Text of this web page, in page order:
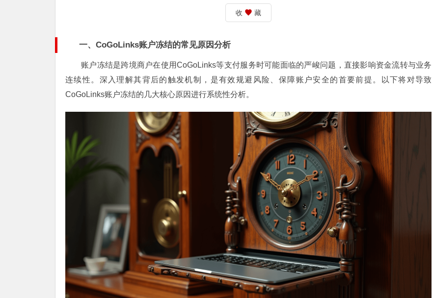
收 藏
一、CoGoLinks账户冻结的常见原因分析
账户冻结是跨境商户在使用CoGoLinks等支付服务时可能面临的严峻问题，直接影响资金流转与业务
连续性。深入理解其背后的触发机制，是有效规避风险、保障账户安全的首要前提。以下将对导致
CoGoLinks账户冻结的几大核心原因进行系统性分析。